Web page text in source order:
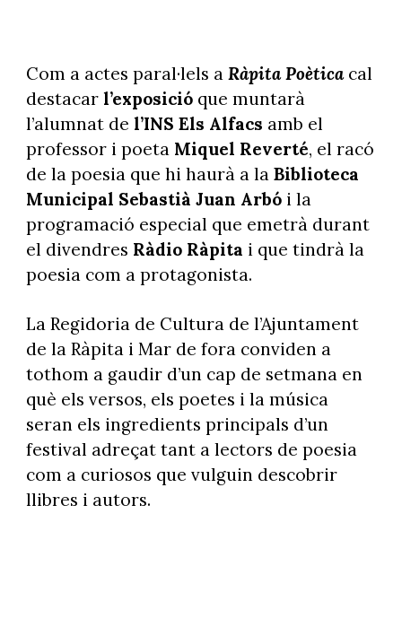
Com a actes paral·lels a Ràpita Poèticacal
destacar l’exposicióque muntarà
l’alumnat de l’INS Els Alfacs amb el
professor i poetaMiquel Reverté, el racó
de la poesia que hi haurà a laBiblioteca
Municipal Sebastià Juan Arbói la
programació especial que emetrà durant
el divendres Ràdio Ràpita i que tindrà la
poesia com a protagonista.
La Regidoria de Cultura de l’Ajuntament
de la Ràpita i Mar de fora conviden a
tothom a gaudir d’un cap de setmana en
què els versos, els poetes i la música
seran els ingredients principals d’un
festival adreçat tant a lectors de poesia
com a curiosos que vulguin descobrir
llibres i autors.